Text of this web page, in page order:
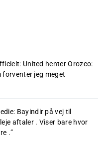
United henter Orozco:
forventer jeg meget
Bayindir på vej til
aftaler . Viser bare hvor
.”